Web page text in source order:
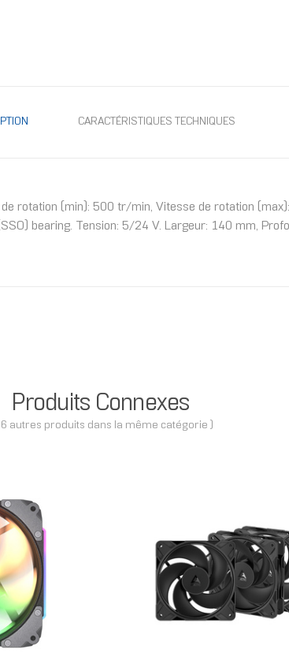
CARACTÉRISTIQUES TECHNIQUES
rotation (min): 500 tr/min, Vitesse de rotation
bearing. Tension: 5/24 V. Largeur: 140 mm,
Produits Connexes
autres produits dans la même catégorie )